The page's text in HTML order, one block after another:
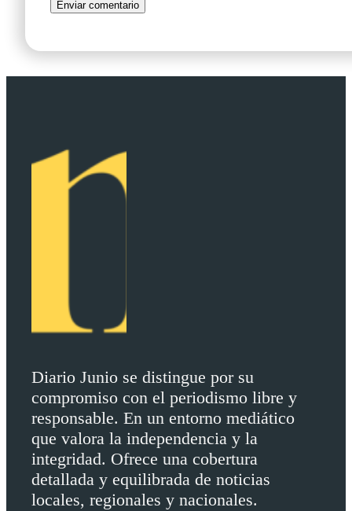
Diario Junio se distingue por su
compromiso con el periodismo libre y
responsable. En un entorno mediático
que valora la independencia y la
integridad. Ofrece una cobertura
detallada y equilibrada de noticias
locales, regionales y nacionales.